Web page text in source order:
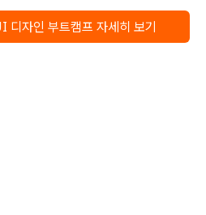
디자인 부트캠프 자세히 보기